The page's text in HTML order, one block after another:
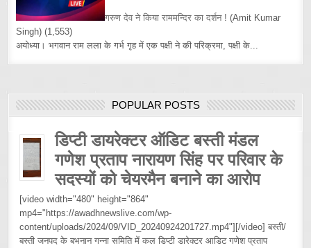
गरुण देव ने किया राममन्दिर का दर्शन ! (Amit Kumar
Singh) (1,553)
अयोध्या। भगवान राम लला के गर्भ गृह में एक पक्षी ने की परिक्रमा, पक्षी के...
POPULAR POSTS
डिप्टी डायरेक्टर ऑडिट बस्ती मंडल
गणेश प्रताप नारायण सिंह पर परिवार के
सदस्यों को चेयरमैन बनाने का आरोप
[video width="480" height="864"
mp4="https://awadhnewslive.com/wp-
content/uploads/2024/09/VID_20240924201727.mp4"][/video] बस्ती/
बस्ती जनपद के बभनान गन्ना समिति में कल डिप्टी डारेक्टर आडिट गणेश प्रताप